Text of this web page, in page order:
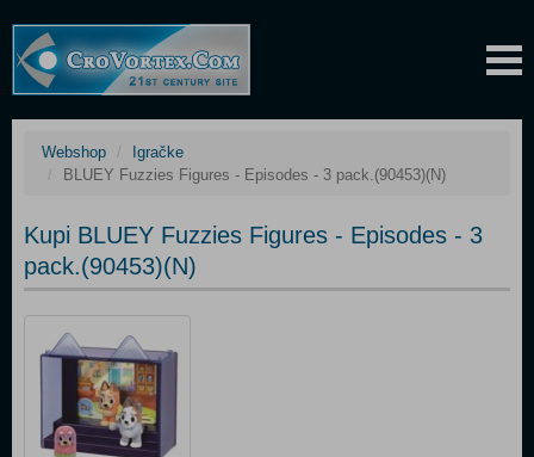
Webshop
Igračke
BLUEY Fuzzies Figures - Episodes - 3 pack.(90453)(N)
Kupi BLUEY Fuzzies Figures - Episodes - 3
pack.(90453)(N)